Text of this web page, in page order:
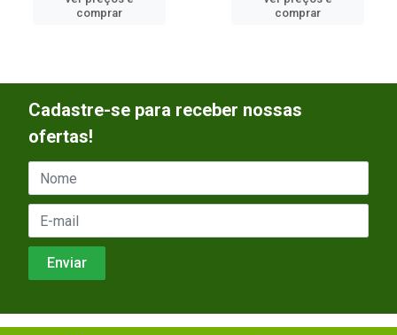
comprar
comprar
Cadastre-se para receber nossas
ofertas!